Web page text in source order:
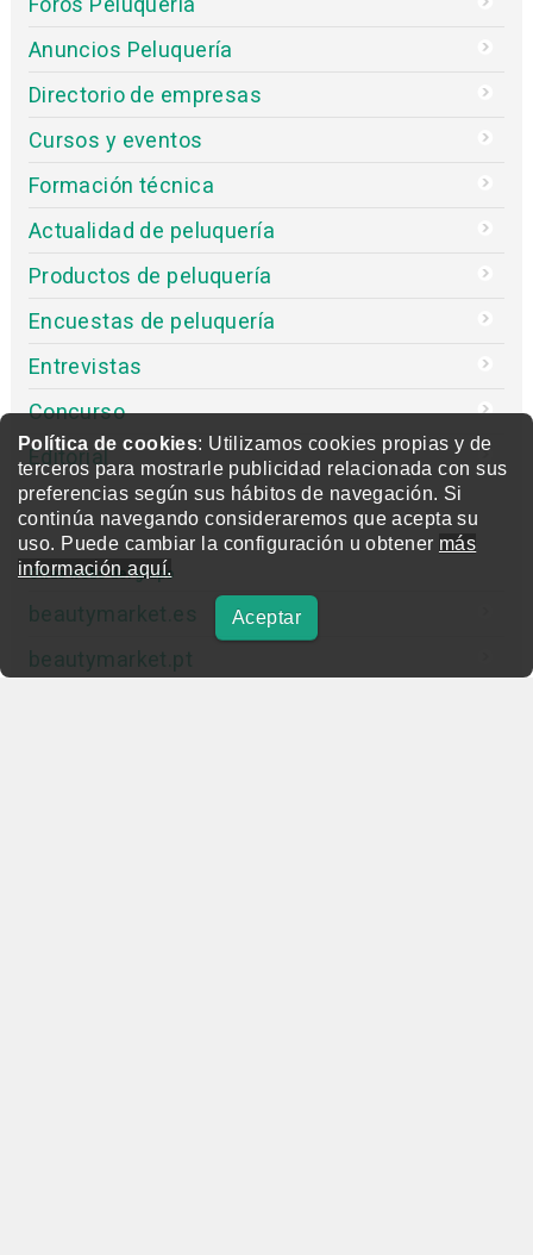
Política de cookies: Utilizamos cookies propias y de
terceros para mostrarle publicidad relacionada con sus
preferencias según sus hábitos de navegación. Si
continúa navegando consideraremos que acepta su
uso. Puede cambiar la configuración u obtener más
información aquí.
Aceptar
Anuncios Peluquería
Directorio de empresas
Cursos y eventos
Formación técnica
Actualidad de peluquería
Productos de peluquería
Encuestas de peluquería
Entrevistas
Concurso
Editorial
Otras webs del grupo
beautymarket.es
beautymarket.pt